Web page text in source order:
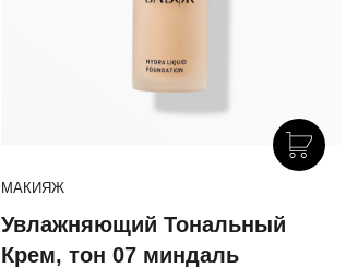
МАКИЯЖ
Увлажняющий Тональный
Крем, тон 07 миндаль